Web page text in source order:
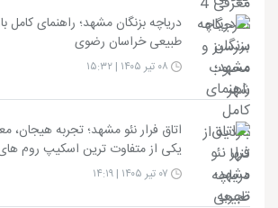
دریاچه بزنگان مشهد؛ راهنمای کامل
طبیعی خراسان رضوی
اتاق فرار نئو مشهد؛ تجربه هیجان،
یکی از متفاوت ترین اسکیپ روم